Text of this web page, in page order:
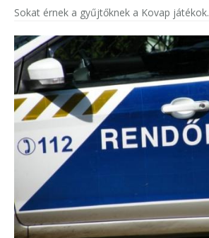
Sokat érnek a gyűjtőknek a Kovap játékok.